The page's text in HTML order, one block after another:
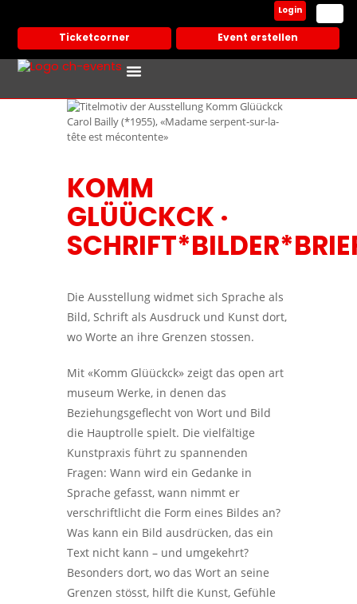
Ticketcorner Event erstellen
Login
Carol Bailly (*1955), «Madame serpent-sur-la-
tête est mécontente»
KOMM
GLÜÜCKCK ·
Die Ausstellung widmet sich Sprache als
Bild, Schrift als Ausdruck und Kunst dort,
wo Worte an ihre Grenzen stossen.
Mit «Komm Glüückck» zeigt das open art
museum Werke, in denen das
Beziehungsgeflecht von Wort und Bild
die Hauptrolle spielt. Die vielfältige
Kunstpraxis führt zu spannenden
Fragen: Wann wird ein Gedanke in
Sprache gefasst, wann nimmt er
verschriftlicht die Form eines Bildes an?
Was kann ein Bild ausdrücken, das ein
Text nicht kann – und umgekehrt?
Besonders dort, wo das Wort an seine
Grenzen stösst, hilft die Kunst, Gefühle